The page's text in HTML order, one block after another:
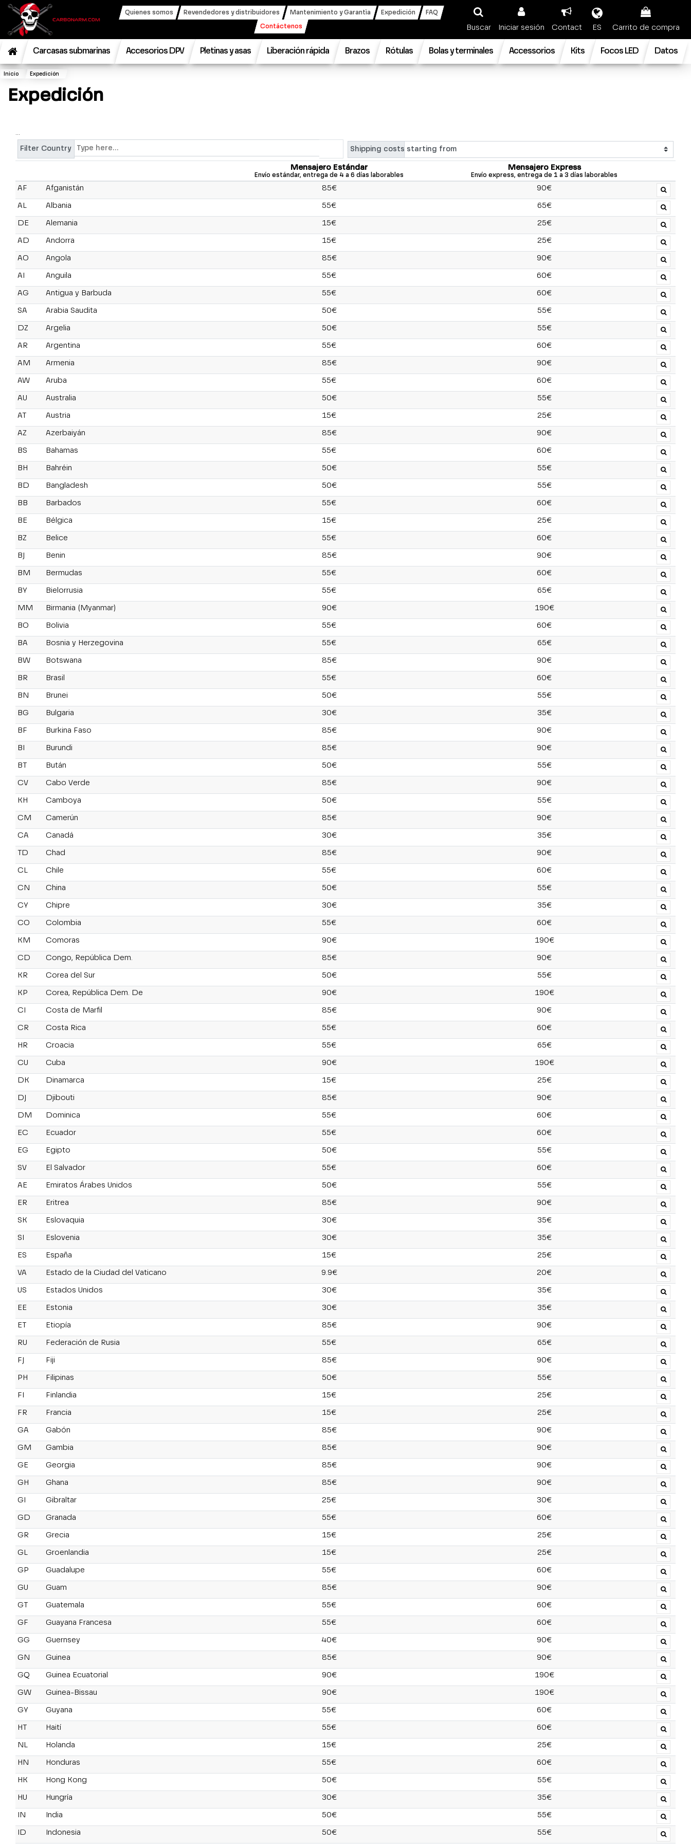
Quienes somos Revendedores y distribuidores Mantenimiento y Garantìa Expedición FAQ
Contáctenos Buscar Iniciar sesión Contact ES Carrito de compra
Carcasas submarinas Accesorios DPV Pletinas y asas Liberación rápida Brazos Rótulas Bolas y terminales Accessorios Kits Focos LED Datos
Inicio Expedición
Expedición
Filter Country Shipping costs
Mensajero Estándar
Envío estándar, entrega de 4 a 6 días laborables
Mensajero Express
Envío express, entrega de 1 a 3 días laborables
AF Afganistán 85€ 90€
AL Albania 55€ 65€
DE Alemania 15€ 25€
AD Andorra 15€ 25€
AO Angola 85€ 90€
AI Anguila 55€ 60€
AG Antigua y Barbuda 55€ 60€
SA Arabia Saudita 50€ 55€
DZ Argelia 50€ 55€
AR Argentina 55€ 60€
AM Armenia 85€ 90€
AW Aruba 55€ 60€
AU Australia 50€ 55€
AT Austria 15€ 25€
AZ Azerbaiyán 85€ 90€
BS Bahamas 55€ 60€
BH Bahréin 50€ 55€
BD Bangladesh 50€ 55€
BB Barbados 55€ 60€
BE Bélgica 15€ 25€
BZ Belice 55€ 60€
BJ Benin 85€ 90€
BM Bermudas 55€ 60€
BY Bielorrusia 55€ 65€
MM Birmania (Myanmar) 90€ 190€
BO Bolivia 55€ 60€
BA Bosnia y Herzegovina 55€ 65€
BW Botswana 85€ 90€
BR Brasil 55€ 60€
BN Brunei 50€ 55€
BG Bulgaria 30€ 35€
BF Burkina Faso 85€ 90€
BI Burundi 85€ 90€
BT Bután 50€ 55€
CV Cabo Verde 85€ 90€
KH Camboya 50€ 55€
CM Camerún 85€ 90€
CA Canadá 30€ 35€
TD Chad 85€ 90€
CL Chile 55€ 60€
CN China 50€ 55€
CY Chipre 30€ 35€
CO Colombia 55€ 60€
KM Comoras 90€ 190€
CD Congo, República Dem. 85€ 90€
KR Corea del Sur 50€ 55€
KP Corea, República Dem. De 90€ 190€
CI Costa de Marfil 85€ 90€
CR Costa Rica 55€ 60€
HR Croacia 55€ 65€
CU Cuba 90€ 190€
DK Dinamarca 15€ 25€
DJ Djibouti 85€ 90€
DM Dominica 55€ 60€
EC Ecuador 55€ 60€
EG Egipto 50€ 55€
SV El Salvador 55€ 60€
AE Emiratos Árabes Unidos 50€ 55€
ER Eritrea 85€ 90€
SK Eslovaquia 30€ 35€
SI Eslovenia 30€ 35€
ES España 15€ 25€
VA Estado de la Ciudad del Vaticano 9.9€ 20€
US Estados Unidos 30€ 35€
EE Estonia 30€ 35€
ET Etiopía 85€ 90€
RU Federación de Rusia 55€ 65€
FJ Fiji 85€ 90€
PH Filipinas 50€ 55€
FI Finlandia 15€ 25€
FR Francia 15€ 25€
GA Gabón 85€ 90€
GM Gambia 85€ 90€
GE Georgia 85€ 90€
GH Ghana 85€ 90€
GI Gibraltar 25€ 30€
GD Granada 55€ 60€
GR Grecia 15€ 25€
GL Groenlandia 15€ 25€
GP Guadalupe 55€ 60€
GU Guam 85€ 90€
GT Guatemala 55€ 60€
GF Guayana Francesa 55€ 60€
GG Guernsey 40€ 90€
GN Guinea 85€ 90€
GQ Guinea Ecuatorial 90€ 190€
GW Guinea-Bissau 90€ 190€
GY Guyana 55€ 60€
HT Haití 55€ 60€
NL Holanda 15€ 25€
HN Honduras 55€ 60€
HK Hong Kong 50€ 55€
HU Hungría 30€ 35€
IN India 50€ 55€
ID Indonesia 50€ 55€